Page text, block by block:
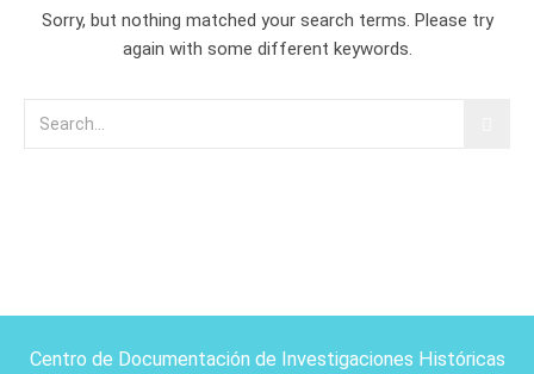
Sorry, but nothing matched your search terms. Please try
again with some different keywords.
Centro de Documentación de Investigaciones Históricas